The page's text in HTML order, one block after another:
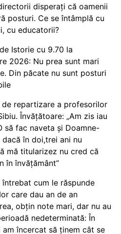
disperați că oamenii
posturi. Ce se întâmplă cu
cu educatorii?
Istorie cu 9.70 la
2026: Nu prea sunt mari
Din păcate nu sunt posturi
de repartizare a profesorilor
Învățătoare: „Am zis iau
să fac naveta și Doamne-
în doi,trei ani nu
mă titularizez nu cred că
în învățământ”
întrebat cum le răspunde
care dau an de an
obțin note mari, dar nu au
nedeterminată: În
am încercat să ținem cât se